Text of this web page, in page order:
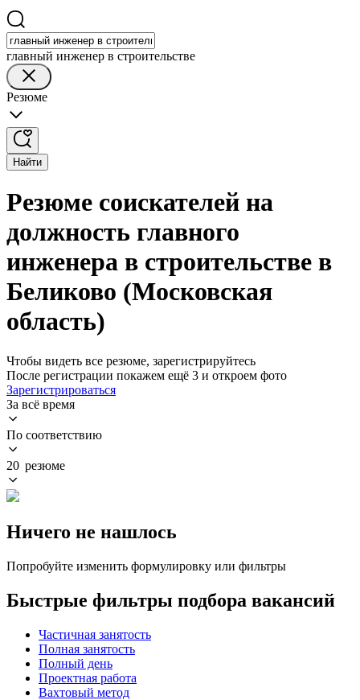
главный инженер в строительстве
Резюме
Найти
Резюме соискателей на
должность главного
инженера в строительстве в
Беликово (Московская
область)
Чтобы видеть все резюме, зарегистрируйтесь
После регистрации покажем ещё 3 и откроем фото
Зарегистрироваться
За всё время
По соответствию
20 резюме
Ничего не нашлось
Попробуйте изменить формулировку или фильтры
Быстрые фильтры подбора вакансий
Частичная занятость
Полная занятость
Полный день
Проектная работа
Вахтовый метод